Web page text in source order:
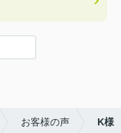
お客様の声 K様